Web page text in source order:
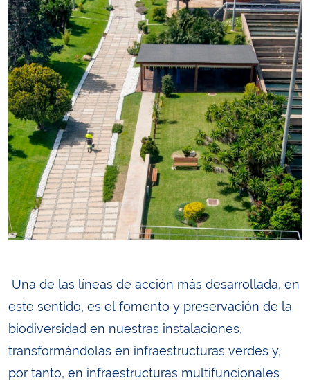
Una de las líneas de acción más desarrollada, en
este sentido, es el fomento y preservación de la
biodiversidad en nuestras instalaciones,
transformándolas en infraestructuras verdes y,
por tanto, en infraestructuras multifuncionales